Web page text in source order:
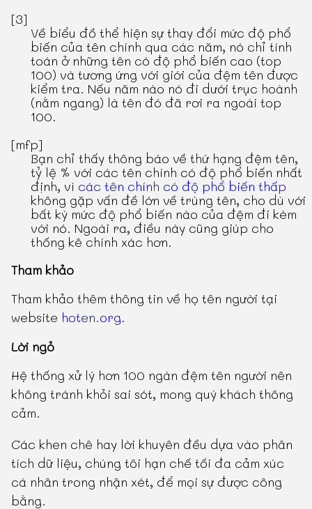
[3]
Về biểu đồ thể hiện sự thay đổi mức độ phổ
biến của tên chính qua các năm, nó chỉ tính
toán ở những tên có độ phổ biến cao (top
100) và tương ứng với giới của đệm tên được
kiểm tra. Nếu năm nào nó đi dưới trục hoành
(nằm ngang) là tên đó đã rơi ra ngoài top
100.
[mfp]
Bạn chỉ thấy thông báo về thứ hạng đệm tên,
tỷ lệ % với các tên chính có độ phổ biến nhất
định, vì các tên chính có độ phổ biến thấp
không gặp vấn đề lớn về trùng tên, cho dù với
bất kỳ mức độ phổ biến nào của đệm đi kèm
với nó. Ngoài ra, điều này cũng giúp cho
thống kê chính xác hơn.
Tham khảo
Tham khảo thêm thông tin về họ tên người tại
website hoten.org.
Lời ngỏ
Hệ thống xử lý hơn 100 ngàn đệm tên người nên
không tránh khỏi sai sót, mong quý khách thông
cảm.
Các khen chê hay lời khuyên đều dựa vào phân
tích dữ liệu, chúng tôi hạn chế tối đa cảm xúc
cá nhân trong nhận xét, để mọi sự được công
bằng.